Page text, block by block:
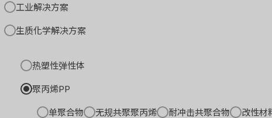
工业解决方案
生质化学解决方案
热塑性弹性体
聚丙烯PP
单聚合物
无规共聚聚丙烯 耐冲击共聚合物 改性材